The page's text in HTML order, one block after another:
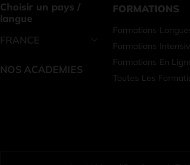
Choisir un pays /
langue
FRANCE
NOS ACADEMIES
FORMATIONS
Formations
Formations
Formations En
Toutes Les